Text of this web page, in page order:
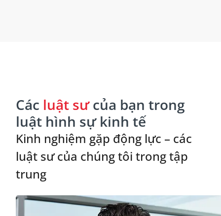
Các luật sưcủa bạn trong
luật hình sự kinh tế
Kinh nghiệm gặp động lực – các
luật sư của chúng tôi trong tập
trung